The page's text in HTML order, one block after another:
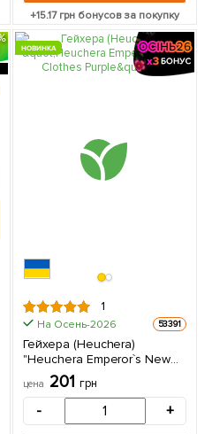
+15.17грн бонусов за покупку
НОВИНКА
1
На Осень-2026 53391
Гейхера (Heuchera)
"Heuchera Emperor`s New
Clothes Purple" 1 саженец в
упаковке
цена 201 грн
- +